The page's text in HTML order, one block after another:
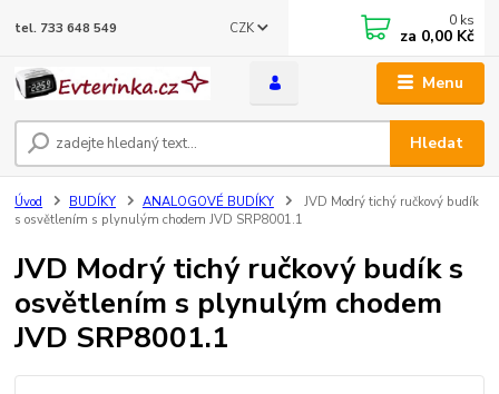
Menu
CZK
Hledat
tel. 733 648 549 0 ks
za 0,00 Kč
Úvod BUDÍKY ANALOGOVÉ BUDÍKY
JVD Modrý tichý ručkový budík
s osvětlením s plynulým chodem JVD SRP8001.1
JVD Modrý tichý ručkový budík s
osvětlením s plynulým chodem
JVD SRP8001.1